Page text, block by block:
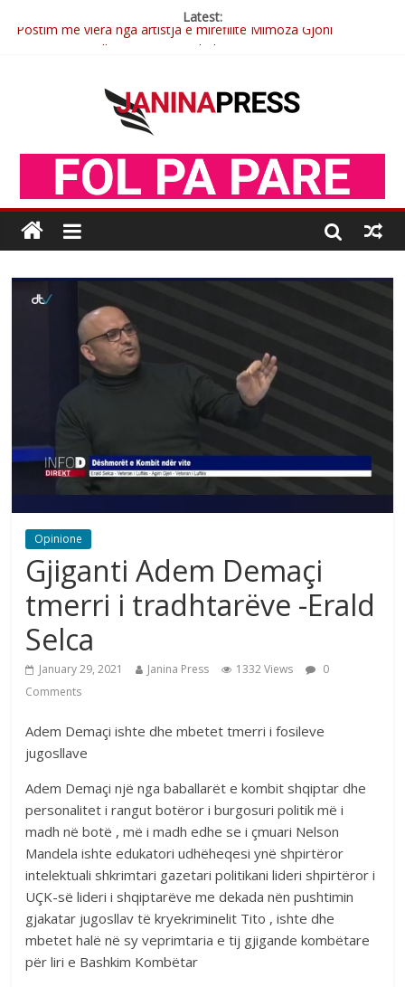
Latest:
Postim me vlera nga artistja e mirëfilltë Mimoza Gjoni
Nga poetja atdhetare Kumrie Shala -BOLL MO
Çlirimtari Mentor Mushkolaj nderohet me mirenjohje nga
Xhevdet Qeriqi Dega e invalidëve në Fushë Kosovë
Opinione
Gjiganti Adem Demaçi
tmerri i tradhtarëve -Erald
Selca
January 29, 2021 Janina Press 1332 Views
0
Comments
Adem Demaçi ishte dhe mbetet tmerri i fosileve
jugosllave
Adem Demaçi një nga baballarët e kombit shqiptar dhe
personalitet i rangut botëror i burgosuri politik më i
madh në botë , më i madh edhe se i çmuari Nelson
Mandela ishte edukatori udhëheqesi ynë shpirtëror
intelektuali shkrimtari gazetari politikani lideri shpirtëror i
UÇK-së lideri i shqiptarëve me dekada nën pushtimin
gjakatar jugosllav të kryekriminelit Tito , ishte dhe
mbetet halë në sy veprimtaria e tij gjigande kombëtare
për liri e Bashkim Kombëtar